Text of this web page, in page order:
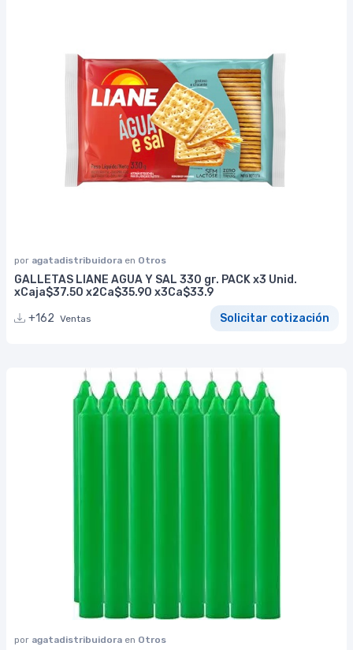
por agatadistribuidora en Otros
GALLETAS LIANE AGUA Y SAL 330 gr. PACK x3 Unid.
xCaja$37.50 x2Ca$35.90 x3Ca$33.9
+162 Ventas Solicitar cotización
por agatadistribuidora en Otros